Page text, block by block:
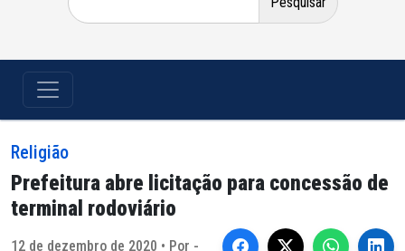
por:
Religião
Prefeitura abre licitação para concessão de
terminal rodoviário
12 de dezembro de 2020 • Por -